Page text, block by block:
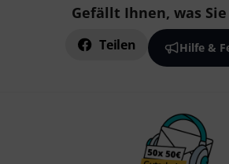
Gefällt Ihnen, was Sie
Teilen Hilfe &